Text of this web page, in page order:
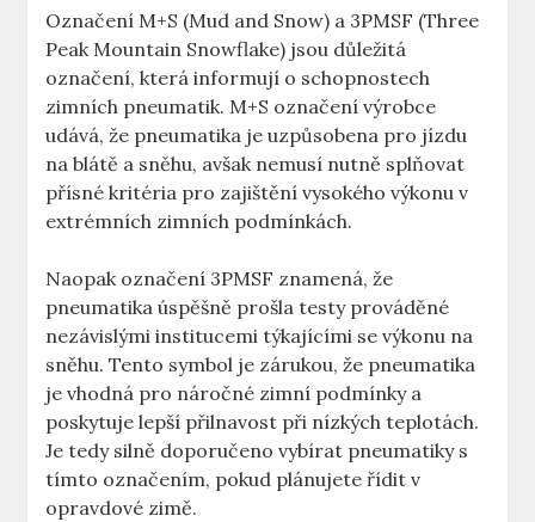
Označení M+S (Mud and Snow) a 3PMSF (Three
Peak Mountain Snowflake) jsou důležitá
označení, která informují o schopnostech
zimních pneumatik. M+S označení výrobce
udává, že pneumatika je uzpůsobena pro jízdu
na blátě a sněhu, avšak nemusí nutně splňovat
přísné kritéria pro zajištění vysokého výkonu v
extrémních zimních podmínkách.
Naopak označení 3PMSF znamená, že
pneumatika úspěšně prošla testy prováděné
nezávislými institucemi týkajícími se výkonu na
sněhu. Tento symbol je zárukou, že pneumatika
je vhodná pro náročné zimní podmínky a
poskytuje lepší přilnavost při nízkých teplotách.
Je tedy silně doporučeno vybírat pneumatiky s
tímto označením, pokud plánujete řídit v
opravdové zimě.